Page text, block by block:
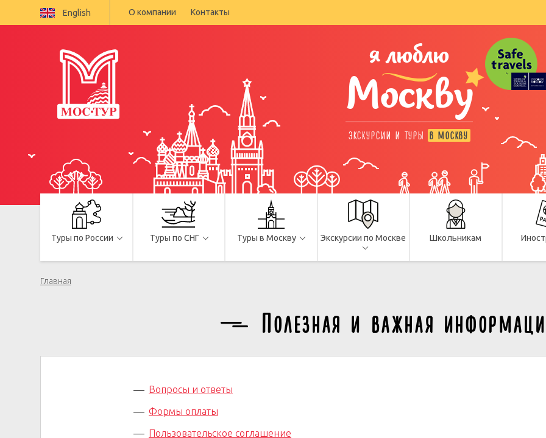
English О компании Контакты
я люблю
Москву
ЭКСКУРСИИ И ТУРЫ В МОСКВУ
Туры по России Туры по СНГ Туры в Москву Экскурсии по Москве Школьникам
Главная
Полезная и важная
Вопросы и ответы
Формы оплаты
Пользовательское соглашение